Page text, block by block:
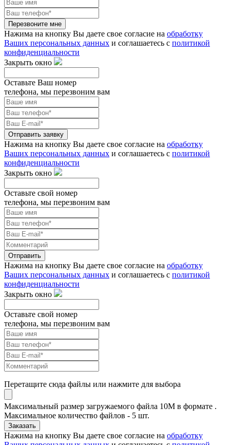
Перезвоните мне
Нажима на кнопку Вы даете свое согласие на обработку
Ваших персональных данных и соглашаетесь с политикой
конфиденциальности
Закрыть окно
Оставьте Ваш номер
телефона, мы перезвоним вам
Отправить заявку
Нажима на кнопку Вы даете свое согласие на обработку
Ваших персональных данных и соглашаетесь с политикой
конфиденциальности
Закрыть окно
Оставьте свой номер
телефона, мы перезвоним вам
Отправить
Нажима на кнопку Вы даете свое согласие на обработку
Ваших персональных данных и соглашаетесь с политикой
конфиденциальности
Закрыть окно
Оставьте свой номер
телефона, мы перезвоним вам
Перетащите сюда файлы или нажмите для выбора
Максимальный размер загружаемого файла 10M в формате .
Максимальное количество файлов - 5 шт.
Заказать
Нажима на кнопку Вы даете свое согласие на обработку